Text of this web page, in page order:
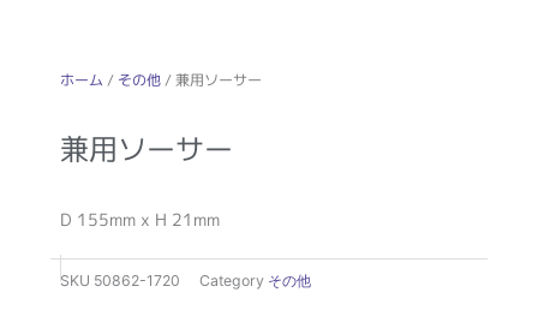
ホーム / その他/ 兼用ソーサー
兼用ソーサー
D 155mm x H 21mm
SKU 50862-1720 Category その他